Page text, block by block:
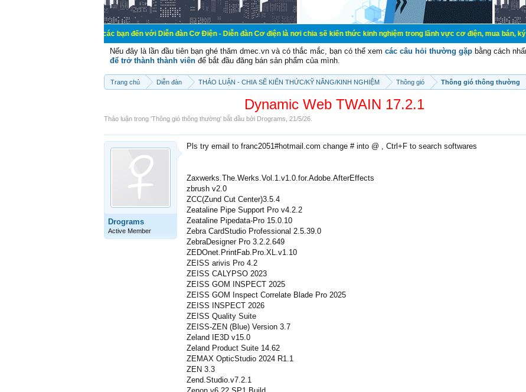
Chào mừng các bạn đến với Diễn đàn Cơ Điện - Diễn đàn Cơ điện là nơi chia sẽ kiến thức kinh nghiệm trong lãnh vực cơ điện, mua bán, ký gửi,
Nếu đây là lần đầu tiên bạn ghé thăm dmec.vn và có thắc mắc, bạn có thể xem các câu hỏi thường gặp bằng cách
để trở thành thành viên để bắt đầu đăng bán sản phẩm của mình.
Trang chủ Diễn đàn THẢO LUẬN - CHIA SẼ KIẾN THỨC/KỸ NĂNG/KINH NGHIỆM Thông gió Thông gió thông thường
Dynamic Web TWAIN 17.2.1
Thảo luận trong 'Thông gió thông thường' bắt đầu bởi Drograms 21/5/26
Drograms
Active Member
Pls try email to franc2051#hotmail.com change # into @ , Ctrl+F to search softwares
Zaxwerks.The.Werks.Vol.1.v1.0.for.Adobe.AfterEffects
zbrush v2.0
ZCC(Zund Cut Center)3.5.4
Zeataline Pipe Support Pro v4.2.2
Zeataline Pipedata-Pro 15.0.10
Zebra CardStudio Professional 2.5.39.0
ZebraDesigner Pro 3.2.2.649
ZEDOnet.PrintFab.Pro.XL.v1.10
ZEISS arivis Pro 4.2
ZEISS CALYPSO 2023
ZEISS GOM INSPECT 2025
ZEISS GOM Inspect Correlate Blade Pro 2025
ZEISS INSPECT 2026
ZEISS Quality Suite
ZEISS-ZEN (Blue) Version 3.7
Zeland IE3D v15.0
Zeland Product Suite 14.62
ZEMAX OpticStudio 2024 R1.1
ZEN 3.3
Zend.Studio.v7.2.1